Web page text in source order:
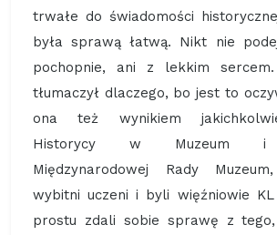
trwałe do świadomości
była sprawą łatwą. Nikt nie
pochopnie, ani z lekkim
tłumaczył dlaczego, bo jest to
ona też wynikiem
Historycy w Muzeum i
Międzynarodowej Rady
wybitni uczeni i byli więźniowie
prostu zdali sobie sprawę z